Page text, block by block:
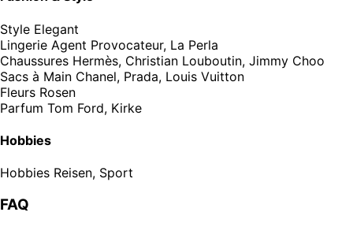
Style Elegant
Lingerie Agent Provocateur, La Perla
Chaussures Hermès, Christian Louboutin, Jimmy Choo
Sacs à Main Chanel, Prada, Louis Vuitton
Fleurs Rosen
Parfum Tom Ford, Kirke
Hobbies
Hobbies Reisen, Sport
FAQ